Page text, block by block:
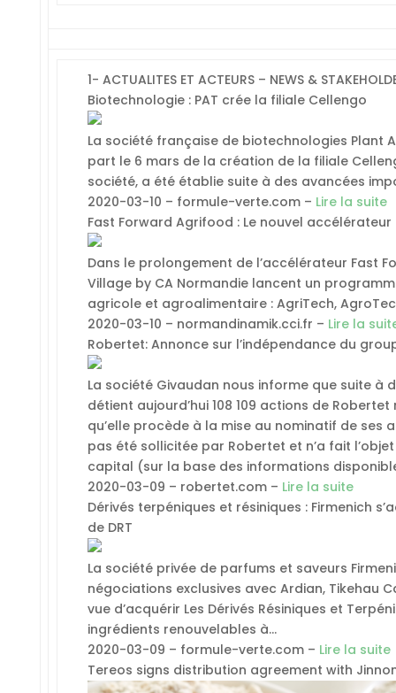
1- ACTUALITES ET ACTEURS – NEWS &
Biotechnologie : PAT crée la filiale Cellengo
La société française de biotechnologies Plant
part le 6 mars de la création de la filiale
société, a été établie suite à des avancées
2020-03-10 – formule-verte.com – Lire la suite
Fast Forward Agrifood : Le nouvel
Dans le prolongement de l’accélérateur Fast
Village by CA Normandie lancent un
agricole et agroalimentaire : AgriTech,
2020-03-10 – normandinamik.cci.fr – Lire la
Robertet: Annonce sur l’indépendance du
La société Givaudan nous informe que suite à
détient aujourd’hui 108 109 actions de
qu’elle procède à la mise au nominatif de ses
pas été sollicitée par Robertet et n’a fait
capital (sur la base des informations
2020-03-09 – robertet.com – Lire la suite
Dérivés terpéniques et résiniques : Firmenich
de DRT
La société privée de parfums et saveurs
négociations exclusives avec Ardian, Tikehau
vue d’acquérir Les Dérivés Résiniques et
ingrédients renouvelables à…
2020-03-09 – formule-verte.com – Lire la suite
Tereos signs distribution agreement with